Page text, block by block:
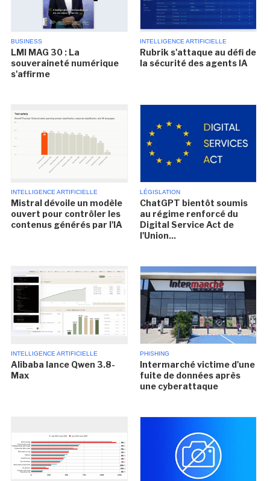
BUSINESS
LMI MAG 30 : La
souveraineté numérique
s'affirme
INTELLIGENCE ARTIFICIELLE
Rubrik s'attaque au défi de
la sécurité des agents IA
INTELLIGENCE ARTIFICIELLE
Mistral dévoile un modèle
ouvert pour contrôler les
contenus générés par l'IA
LÉGISLATION
ChatGPT bientôt soumis
au régime renforcé du
Digital Service Act de
l'Union...
INTELLIGENCE ARTIFICIELLE
Alibaba lance Qwen 3.8-
Max
PHISHING
Intermarché victime d'une
fuite de données après
une cyberattaque